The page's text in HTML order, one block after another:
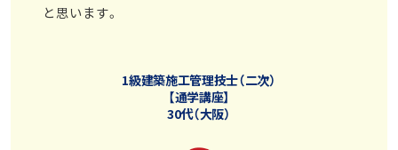
と思います。
1級建築施工管理技士（二次）
【通学講座】
30代（大阪）